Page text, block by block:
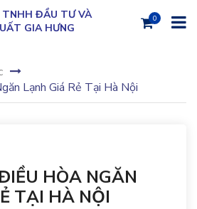
TNHH ĐẦU TƯ VÀ
GIA HƯNG
0
Lạnh Giá Rẻ Tại Hà Nội
HÒA NGĂN
TẠI HÀ NỘI